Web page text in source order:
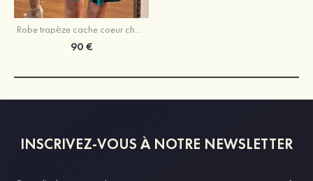
Robe trapèze cache coeur charmeuse courte/mini robe de fête de la rentrée
90 €
INSCRIVEZ-VOUS À NOTRE NEWSLETTER